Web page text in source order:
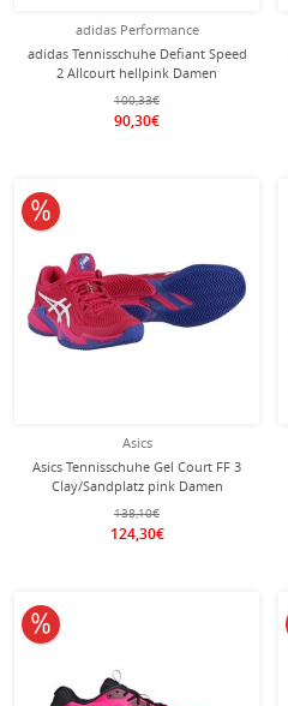
adidas Performance
adidas Tennisschuhe Defiant Speed
2 Allcourt hellpink Damen
100,33€
90,30€
Asics
Asics Tennisschuhe Gel Court FF 3
Clay/Sandplatz pink Damen
138,10€
124,30€
10% reduziert
10% reduziert